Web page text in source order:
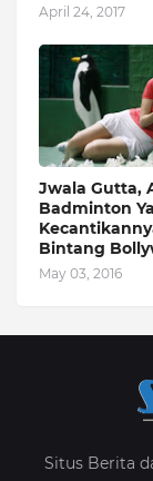
April 24, 2017
Jwala Gutta,
Badminton
Bintang
May 03, 2016
Situs Berita